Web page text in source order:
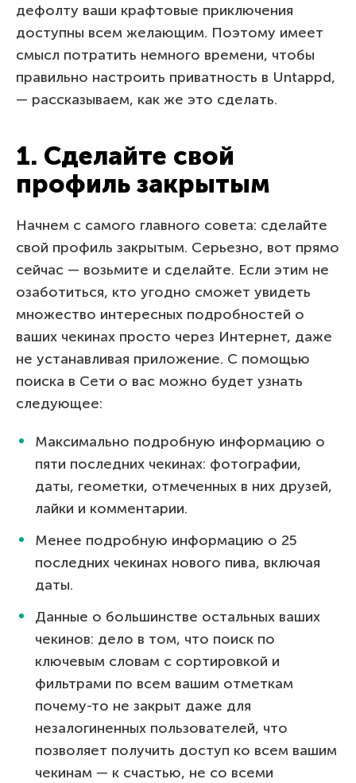
дефолту ваши крафтовые приключения
доступны всем желающим. Поэтому имеет
смысл потратить немного времени, чтобы
правильно настроить приватность в Untappd,
— рассказываем, как же это сделать.
1. Сделайте свой
профиль закрытым
Начнем с самого главного совета: сделайте
свой профиль закрытым. Серьезно, вот прямо
сейчас — возьмите и сделайте. Если этим не
озаботиться, кто угодно сможет увидеть
множество интересных подробностей о
ваших чекинах просто через Интернет, даже
не устанавливая приложение. С помощью
поиска в Сети о вас можно будет узнать
следующее:
Максимально подробную информацию о
пяти последних чекинах: фотографии,
даты, геометки, отмеченных в них друзей,
лайки и комментарии.
Менее подробную информацию о 25
последних чекинах нового пива, включая
даты.
Данные о большинстве остальных ваших
чекинов: дело в том, что поиск по
ключевым словам с сортировкой и
фильтрами по всем вашим отметкам
почему-то не закрыт даже для
незалогиненных пользователей, что
позволяет получить доступ ко всем вашим
чекинам — к счастью, не со всеми